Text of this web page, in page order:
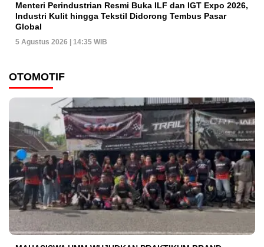
Menteri Perindustrian Resmi Buka ILF dan IGT Expo 2026,
Industri Kulit hingga Tekstil Didorong Tembus Pasar
Global
5 Agustus 2026 | 14:35 WIB
OTOMOTIF